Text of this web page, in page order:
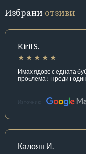
Избрани отзиви
Kiril S.
Имах ядове с едната
проблема ! Преди
Източник:
Калоян И.